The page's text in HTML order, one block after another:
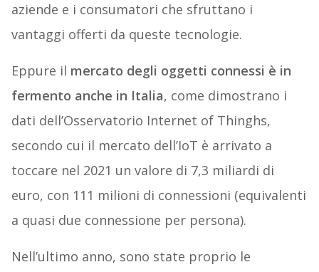
aziende e i consumatori che sfruttano i
vantaggi offerti da queste tecnologie.
Eppure il mercato degli oggetti connessi è in
fermento anche in Italia, come dimostrano i
dati dell’Osservatorio Internet of Thinghs,
secondo cui il mercato dell’IoT è arrivato a
toccare nel 2021 un valore di 7,3 miliardi di
euro, con 111 milioni di connessioni (equivalenti
a quasi due connessione per persona).
Nell’ultimo anno, sono state proprio le